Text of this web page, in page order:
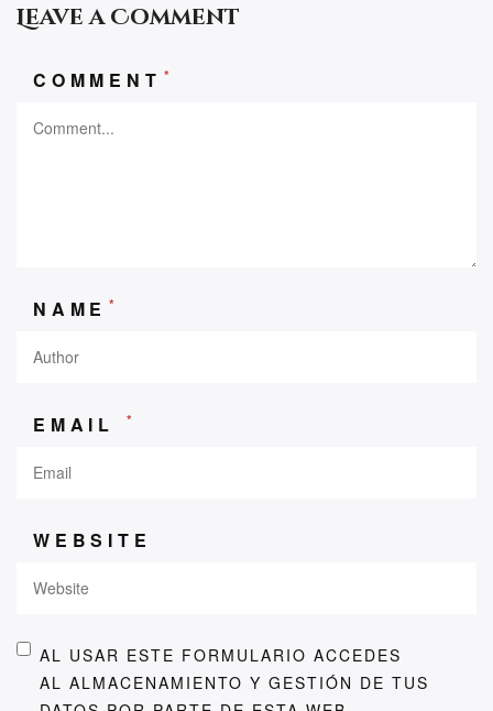
Leave a Comment
COMMENT *
NAME *
EMAIL *
WEBSITE
AL USAR ESTE FORMULARIO ACCEDES
AL ALMACENAMIENTO Y GESTIÓN DE TUS